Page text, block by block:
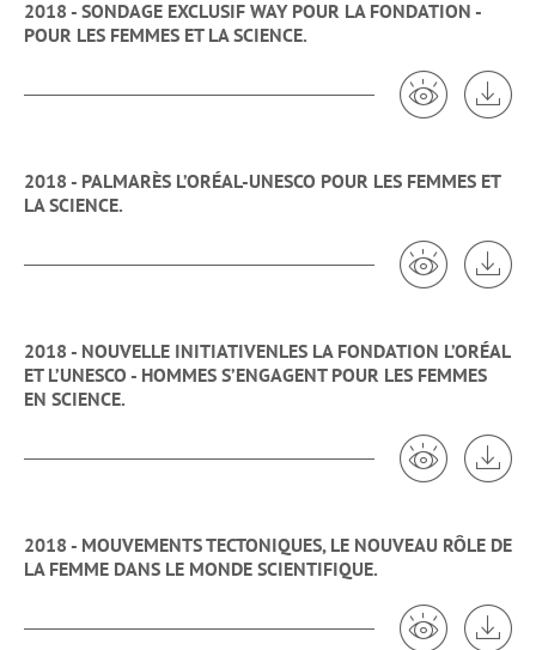
2018 - SONDAGE EXCLUSIF WAY POUR LA FONDATION -
POUR LES FEMMES ET LA SCIENCE.
Voir 2018 -
2018 - PALMARÈS L’ORÉAL-UNESCO POUR LES FEMMES ET
LA SCIENCE.
Voir 2018 -
2018 - NOUVELLE INITIATIVENLES LA FONDATION L’ORÉAL
ET L’UNESCO - HOMMES S’ENGAGENT POUR LES FEMMES
EN SCIENCE.
Voir 2018 -
2018 - MOUVEMENTS TECTONIQUES, LE NOUVEAU RÔLE DE
LA FEMME DANS LE MONDE SCIENTIFIQUE.
Voir 2018 -